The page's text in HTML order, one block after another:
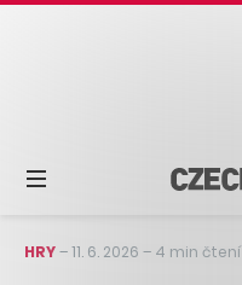
HRY–11. 6. 2026 – 4 min čtení